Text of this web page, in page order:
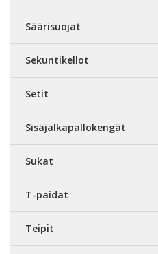
Säärisuojat
Sekuntikellot
Setit
Sisäjalkapallokengät
Sukat
T-paidat
Teipit